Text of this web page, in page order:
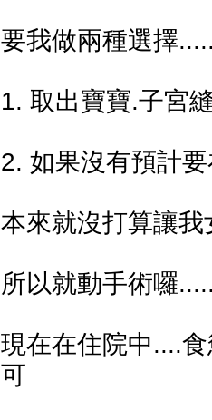
要我做兩種選擇
1. 取出寶寶.子宮
2. 如果沒有預計
本來就沒打算讓
所以就動手術囉
現在在住院中....
可